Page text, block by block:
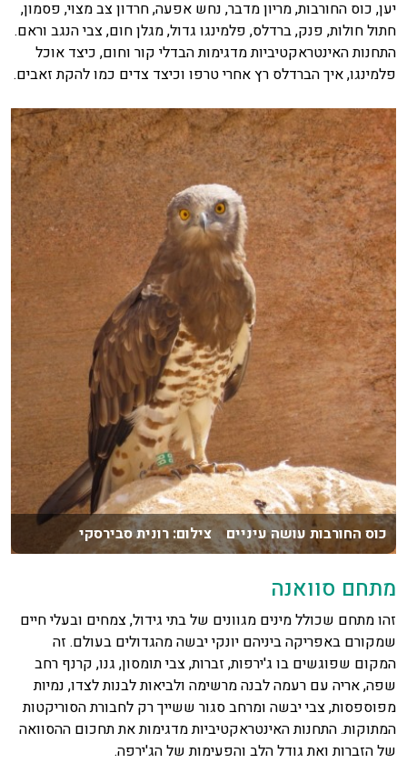
יען, כוס החורבות, מריון מדבר, נחש אפעה, חרדון צב מצוי, פסמון,
חתול חולות, פנק, ברדלס, פלמינגו גדול, מגלן חום, צבי הנגב וראם.
התחנות האינטראקטיביות מדגימות הבדלי קור וחום, כיצד אוכל
פלמינגו, איך הברדלס רץ אחרי טרפו וכיצד צדים כמו להקת זאבים.
כוס החורבות עושה עיניים צילום: רונית סבירסקי
מתחם סוואנה
זהו מתחם שכולל מינים מגוונים של בתי גידול, צמחים ובעלי חיים
שמקורם באפריקה ביניהם יונקי יבשה מהגדולים בעולם. זה
המקום שפוגשים בו ג'ירפות, זברות, צבי תומסון, גנו, קרנף רחב
שפה, אריה עם רעמה לבנה מרשימה ולביאות לבנות לצדו, נמיות
מפוספסות, צבי יבשה ומרחב סגור ששייך רק לחבורת הסוריקטות
המתוקות. התחנות האינטראקטיביות מדגימות את תחכום ההסוואה
של הזברות ואת גודל הלב והפעימות של הג'ירפה.